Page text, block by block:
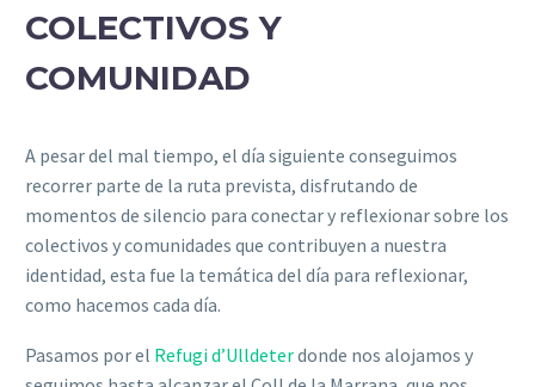
COLECTIVOS Y
COMUNIDAD
A pesar del mal tiempo, el día siguiente conseguimos
recorrer parte de la ruta prevista, disfrutando de
momentos de silencio para conectar y reflexionar sobre los
colectivos y comunidades que contribuyen a nuestra
identidad, esta fue la temática del día para reflexionar,
como hacemos cada día.
Pasamos por el Refugi d’Ulldeterdonde nos alojamos y